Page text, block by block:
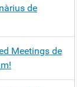
de
Meetings de